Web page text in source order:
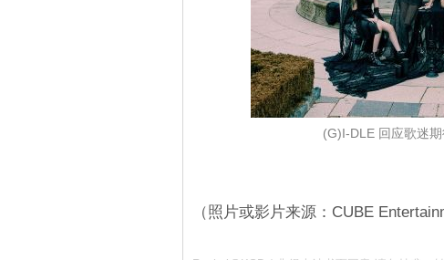
(G)I-DLE 回应歌迷
（照片或影片来源：CUBE